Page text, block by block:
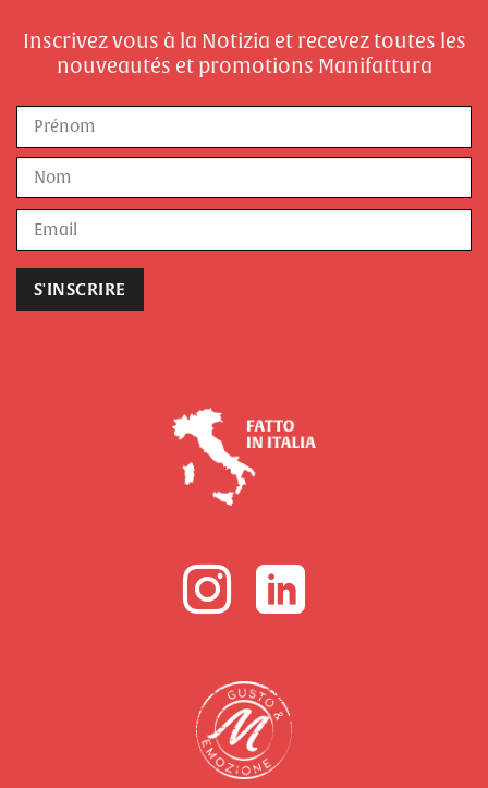
Inscrivez vous à la Notizia et recevez toutes les
nouveautés et promotions Manifattura
Prénom
Nom
mail